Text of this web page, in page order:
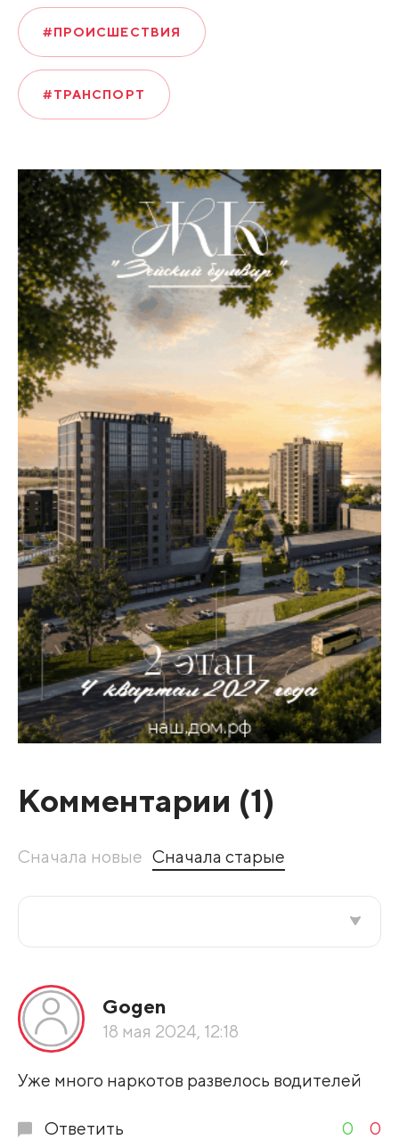
#ПРОИСШЕСТВИЯ
#ТРАНСПОРТ
Комментарии (1)
Сначала новые Сначала старые
По рейтингу
Gogen
18 мая 2024, 12:18
Уже много наркотов развелось водителей
Ответить 0 0